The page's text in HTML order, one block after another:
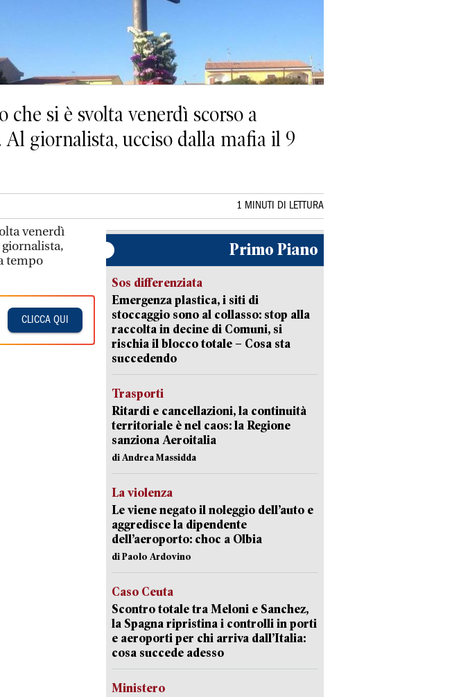
si è svolta venerdì scorso a
giornalista, ucciso dalla mafia il 9
1 MINUTI DI LETTURA
venerdì
tempo
CLICCA QUI
Primo Piano
Sos differenziata
Emergenza plastica, i siti di
stoccaggio sono al collasso: stop alla
raccolta in decine di Comuni, si
rischia il blocco totale – Cosa sta
succedendo
Trasporti
Ritardi e cancellazioni, la continuità
territoriale è nel caos: la Regione
sanziona Aeroitalia
di Andrea Massidda
La violenza
Le viene negato il noleggio dell’auto e
aggredisce la dipendente
dell’aeroporto: choc a Olbia
di Paolo Ardovino
Caso Ceuta
Scontro totale tra Meloni e Sanchez,
la Spagna ripristina i controlli in porti
e aeroporti per chi arriva dall’Italia:
cosa succede adesso
Ministero